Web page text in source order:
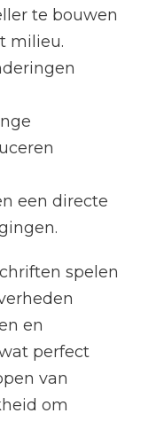
te bouwen
milieu.
een directe
spelen
en
perfect
van
om